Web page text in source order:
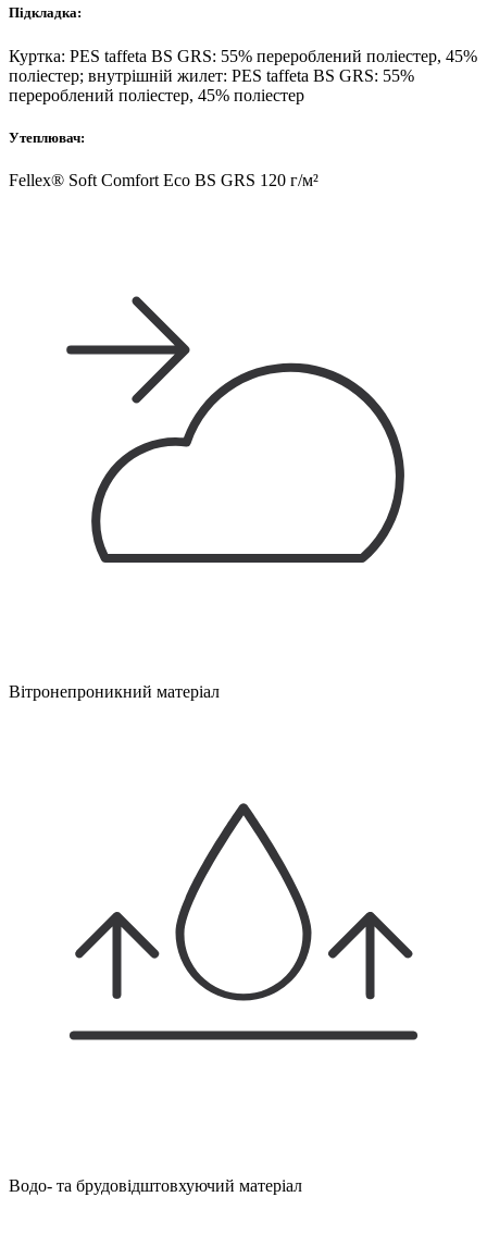
Підкладка:
Куртка: PES taffeta BS GRS: 55% перероблений поліестер, 45%
поліестер; внутрішній жилет: PES taffeta BS GRS: 55%
перероблений поліестер, 45% поліестер
Утеплювач:
Fellex® Soft Comfort Eco BS GRS 120 г/м²
Вітронепроникний матеріал
Водо- та брудовідштовхуючий матеріал